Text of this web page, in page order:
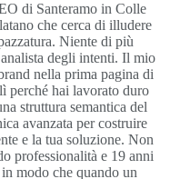
di Santeramo in Colle
che cerca di illudere
Niente di più
degli intenti. Il mio
nella prima pagina di
perché hai lavorato duro
struttura semantica del
avanzata per costruire
e la tua soluzione. Non
professionalità e 19 anni
modo che quando un